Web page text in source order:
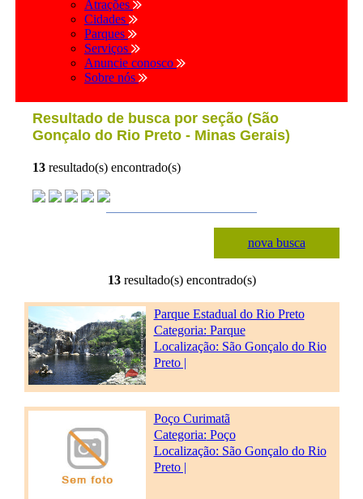
Atrações
Cidades
Parques
Serviços
Anuncie conosco
Sobre nós
Resultado de busca por seção (São
Gonçalo do Rio Preto - Minas Gerais)
13resultado(s) encontrado(s)
nova busca
13resultado(s) encontrado(s)
Parque Estadual do Rio Preto
Categoria: Parque
Localização: São Gonçalo do Rio
Preto |
Poço Curimatã
Categoria: Poço
Localização: São Gonçalo do Rio
Preto |